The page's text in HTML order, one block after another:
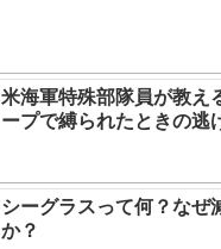
米海軍特殊部隊員が教え
ープで縛られたときの逃
シーグラスって何？なぜ
か？